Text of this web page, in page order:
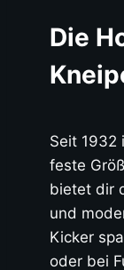
Die
Seit 1932
feste
bietet dir
und
Kicker
oder bei